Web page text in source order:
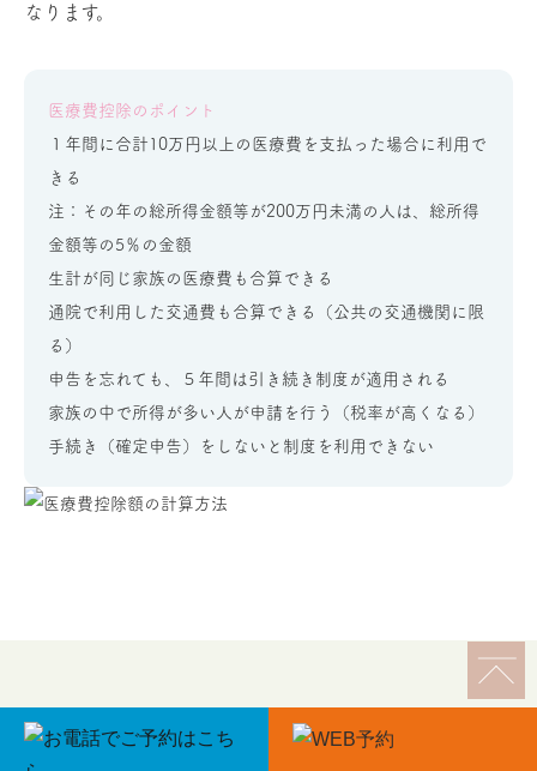
なります。
医療費控除のポイント
１年間に合計10万円以上の医療費を支払った場合に利用で
きる
注：その年の総所得金額等が200万円未満の人は、総所得
金額等の5％の金額
生計が同じ家族の医療費も合算できる
通院で利用した交通費も合算できる（公共の交通機関に限
る）
申告を忘れても、５年間は引き続き制度が適用される
家族の中で所得が多い人が申請を行う（税率が高くなる）
手続き（確定申告）をしないと制度を利用できない
お気軽にご相談ください